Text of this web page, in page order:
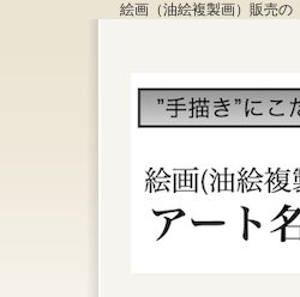
絵画（油絵複製画）販売